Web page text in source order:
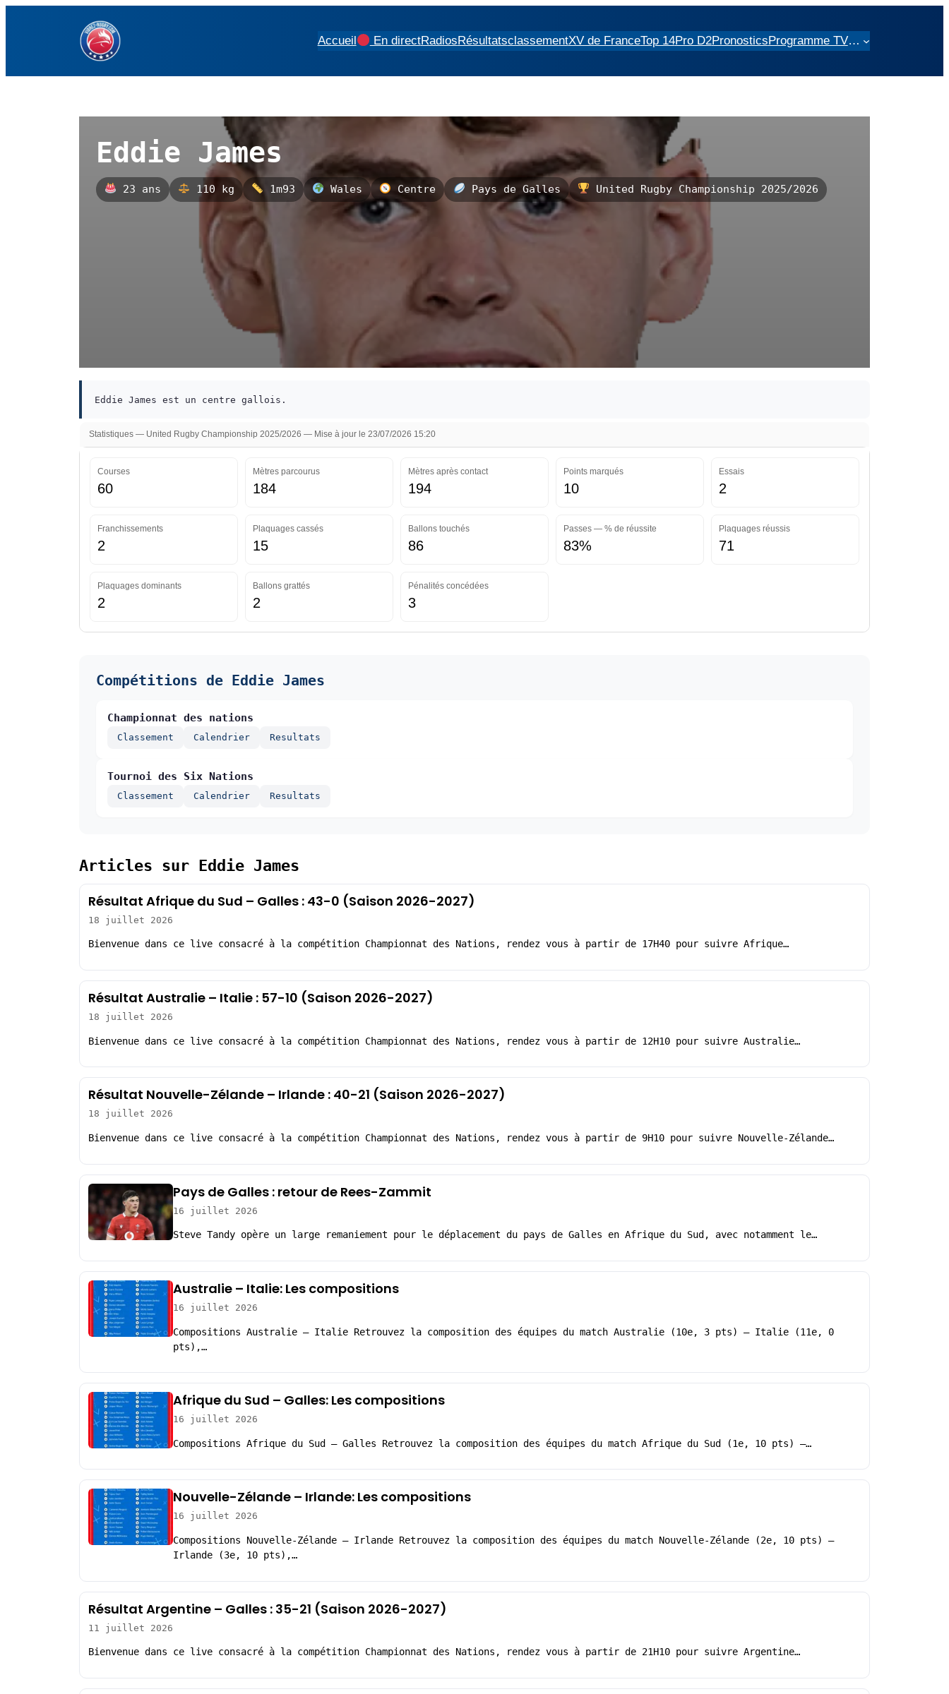
Accueil En directRadiosRésultatsclassementXV de FranceTop 14Pro D2PronosticsProgramme TV…
Eddie James
23 ans 110 kg 1m93 Wales Centre Pays de Galles United Rugby Championship 2025/2026
Eddie James est un centre gallois.
Statistiques — United Rugby Championship 2025/2026 — Mise à jour le 23/07/2026 15:20
Courses
60
Mètres parcourus
184
Mètres après contact
194
Points marqués
10
Essais
2
Franchissements
2
Plaquages cassés
15
Ballons touchés
86
Passes — % de réussite
83%
Plaquages réussis
71
Plaquages dominants
2
Ballons grattés
2
Pénalités concédées
3
Compétitions de Eddie James
Championnat des nations
Classement Calendrier Resultats
Tournoi des Six Nations
Classement Calendrier Resultats
Articles sur Eddie James
Résultat Afrique du Sud – Galles : 43-0 (Saison 2026-2027)
18 juillet 2026
Bienvenue dans ce live consacré à la compétition Championnat des Nations, rendez vous à partir de 17H40 pour suivre Afrique…
Résultat Australie – Italie : 57-10 (Saison 2026-2027)
18 juillet 2026
Bienvenue dans ce live consacré à la compétition Championnat des Nations, rendez vous à partir de 12H10 pour suivre Australie…
Résultat Nouvelle-Zélande – Irlande : 40-21 (Saison 2026-2027)
18 juillet 2026
Bienvenue dans ce live consacré à la compétition Championnat des Nations, rendez vous à partir de 9H10 pour suivre Nouvelle-Zélande…
Pays de Galles : retour de Rees-Zammit
16 juillet 2026
Steve Tandy opère un large remaniement pour le déplacement du pays de Galles en Afrique du Sud, avec notamment le…
Australie – Italie: Les compositions
16 juillet 2026
Compositions Australie – Italie Retrouvez la composition des équipes du match Australie (10e, 3 pts) – Italie (11e, 0
pts),…
Afrique du Sud – Galles: Les compositions
16 juillet 2026
Compositions Afrique du Sud – Galles Retrouvez la composition des équipes du match Afrique du Sud (1e, 10 pts) –…
Nouvelle-Zélande – Irlande: Les compositions
16 juillet 2026
Compositions Nouvelle-Zélande – Irlande Retrouvez la composition des équipes du match Nouvelle-Zélande (2e, 10 pts) –
Irlande (3e, 10 pts),…
Résultat Argentine – Galles : 35-21 (Saison 2026-2027)
11 juillet 2026
Bienvenue dans ce live consacré à la compétition Championnat des Nations, rendez vous à partir de 21H10 pour suivre Argentine…